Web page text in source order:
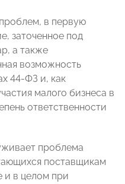
в первую
заточенное под
а также
возможность
44-ФЗ и, как
малого бизнеса в
ответственности
проблема
поставщикам
и в целом при